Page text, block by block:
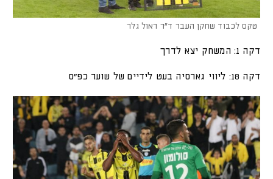
טקס לכבוד שחקן העבר ד"ר ראול גלר
דקה 1: המשחק יצא לדרך
דקה 18: ליווי גארסיה בעט לידיים של שוער כפ"ס